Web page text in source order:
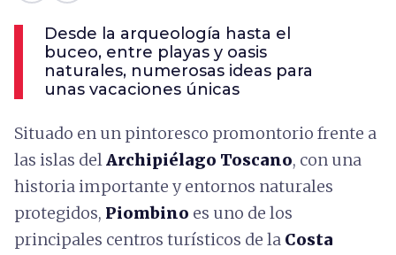
Desde la arqueología hasta el
buceo, entre playas y oasis
naturales, numerosas ideas para
unas vacaciones únicas
Situado en un pintoresco promontorio frente a
las islas delArchipiélago Toscano, con una
historia importante y entornos naturales
protegidos, Piombino es uno de los
principales centros turísticos de la Costa